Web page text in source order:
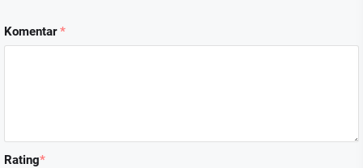
Komentar*
Rating*